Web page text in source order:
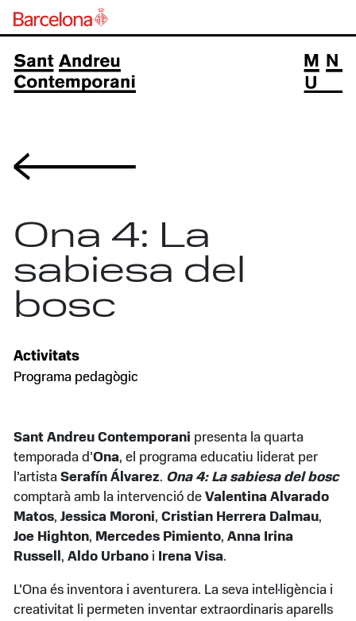
Ona 4: La
sabiesa del
bosc
Activitats
Programa pedagògic
Sant Andreu Contemporani presenta la quarta
temporada d’Ona, el programa educatiu liderat per
l’artistaSerafín Álvarez. Ona 4: La sabiesa del bosc
comptarà amb la intervenció deValentina Alvarado
Matos,Jessica Moroni,Cristian Herrera Dalmau,
Joe Highton, Mercedes Pimiento,Anna Irina
Russell,Aldo Urbano i Irena Visa.
L’Ona és inventora i aventurera. La seva intel·ligència i
creativitat li permeten inventar extraordinaris aparells